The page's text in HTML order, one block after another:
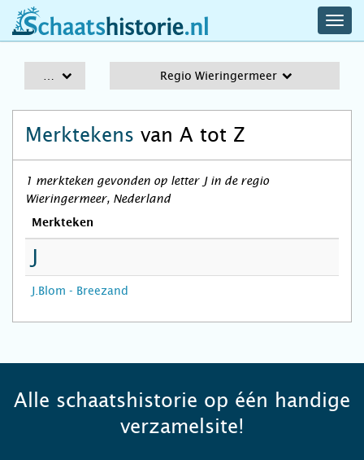
schaatshistorie.nl
Regio Wieringermeer
Merktekens van A tot Z
1 merkteken gevonden op letter J in de regio
Wieringermeer, Nederland
Merkteken
J
J.Blom - Breezand
Alle schaatshistorie op één handige
verzamelsite!